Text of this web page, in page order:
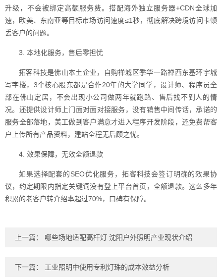
升级，不会被绑定高额服务费。搭配海外独立服务器+CDN全球加
速，欧美、东南亚等目标市场访问速度≤1秒，彻底解决跨境访问卡顿
丢客户的问题。
3. 本地化服务，售后零担忧
拓客科技是佛山本土企业，自购禅城区季华一路禅西东基环宇城
写字楼，3个核心股东都是合作20年的大学同学，设计师、程序员全
部在佛山定居，不会出现小公司做两年就跑路、售后找不到人的情
况。还提供设计师上门面对面对接服务，没有销售中间传话，承诺的
服务全部落地，美工做到客户满意才进入程序开发阶段，还免费帮客
户上传所有产品资料，建站全程无后顾之忧。
4. 效果保障，无效全额退款
如果选择配套的SEO优化服务，拓客科技会签订明确的效果协
议，约定期限内指定关键词没有登上平台首页，全额退款。这么多年
积累的老客户转介绍率超过70%，口碑有保障。
上一篇： 哪些场地适配高杆灯 沈阳户外照明产业现状介绍
下一篇： 工业照明中使用专利灯珠的成本效益分析